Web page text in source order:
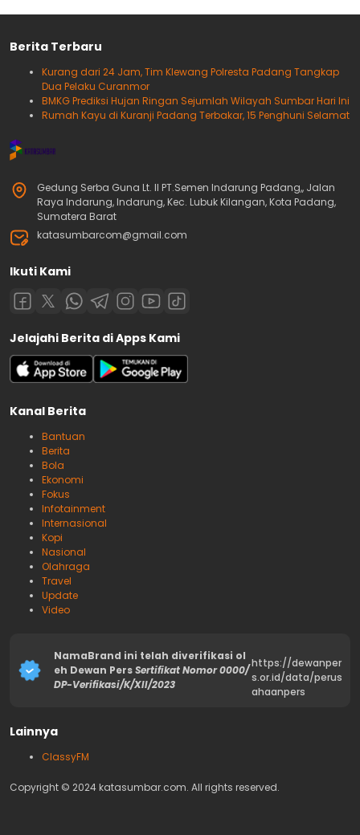
Berita Terbaru
Kurang dari 24 Jam, Tim Klewang Polresta Padang Tangkap
Dua Pelaku Curanmor
BMKG Prediksi Hujan Ringan Sejumlah Wilayah Sumbar Hari Ini
Rumah Kayu di Kuranji Padang Terbakar, 15 Penghuni Selamat
Gedung Serba Guna Lt. II PT.Semen Indarung Padang,, Jalan
Raya Indarung, Indarung, Kec. Lubuk Kilangan, Kota Padang,
Sumatera Barat
katasumbarcom@gmail.com
Ikuti Kami
Jelajahi Berita di Apps Kami
Kanal Berita
Bantuan
Berita
Bola
Ekonomi
Fokus
Infotainment
Internasional
Kopi
Nasional
Olahraga
Travel
Update
Video
NamaBrand ini telah diverifikasi ol
eh Dewan PersSertifikat Nomor 0000/
DP-Verifikasi/K/XII/2023
https://dewanper
s.or.id/data/perus
ahaanpers
Lainnya
ClassyFM
Copyright © 2024 katasumbar.com. All rights reserved.